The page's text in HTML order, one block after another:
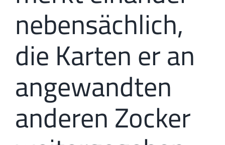
nebensächlich,
die Karten er an
angewandten
anderen Zocker